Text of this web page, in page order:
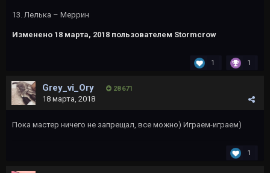
13. Лелька – Меррин
Изменено 18 марта, 2018 пользователем Stormcrow
1 1
Grey_vi_Ory 28 671
18 марта, 2018
Пока мастер ничего не запрещал, все можно) Играем-играем)
1